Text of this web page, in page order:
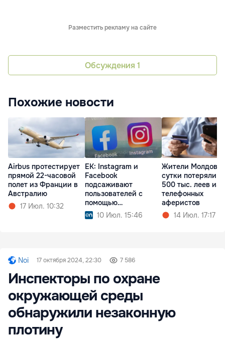
Разместить рекламу на сайте
Обсуждения 1
Похожие новости
Airbus протестирует
прямой 22-часовой
полет из Франции в
Австралию
17 Июл. 10:32
ЕК: Instagram и
Facebook
подсаживают
пользователей с
помощью
«затягивающего»
дизайна
10 Июл. 15:46
Жители Молдовы
сутки потеряли
500 тыс. леев из-
телефонных
аферистов
14 Июл. 17:17
Noi 17 октября 2024, 22:30 7 586
Инспекторы по охране
окружающей среды
обнаружили незаконную
плотину